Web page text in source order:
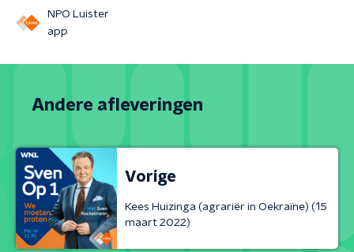
NPO Luister
app
Andere afleveringen
Vorige
Kees Huizinga (agrariër in Oekraïne) (15
maart 2022)